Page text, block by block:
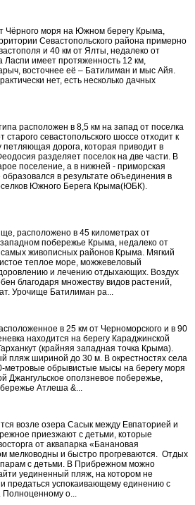
Чёрного моря на Южном берегу Крыма,
Севастопольского района примерно
и 40 км от Ялты, недалеко от
Ласпи имеет протяженность 12 км,
восточнее её – Батилиман и мыс Айя.
нет, есть несколько дачных
расположен в 8,5 км на запад от поселка
севастопольского шоссе отходит к
дорога, которая приводит в
разделяет поселок на две части. В
поселение, а в нижней - приморская
в результате объединения в
Южного Берега Крыма(ЮБК).
расположено в 45 километрах от
побережье Крыма, недалеко от
живописных районов Крыма. Мягкий
теплое море, можжевеловый
и лечению отдыхающих. Воздух
благодаря множеству видов растений,
Урочище Батилиман ра...
в 25 км от Черноморского и в 90
находится на берегу Караджинской
(крайняя западная точка Крыма).
пляж шириной до 30 м. В окрестностях села
обрывистые мысы на берегу моря
Джангульское оползневое побережье,
Атлеша &...
возле озера Сасык между Евпаторией и
приезжают с детьми, которые
от аквапарка «Банановая
мелководны и быстро прогреваются. Отдых
с детьми. В Прибрежном можно
уединенный пляж, на котором не
предаться успокаивающему единению с
Полноценному о...